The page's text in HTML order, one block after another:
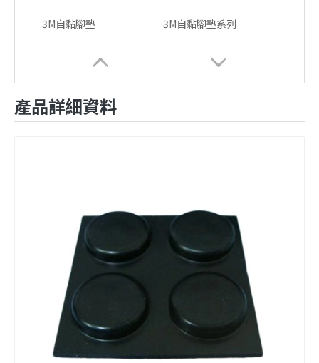
3M自黏腳墊 3M自黏腳墊系列
橡膠平板 3M自黏腳墊
產品詳細資料